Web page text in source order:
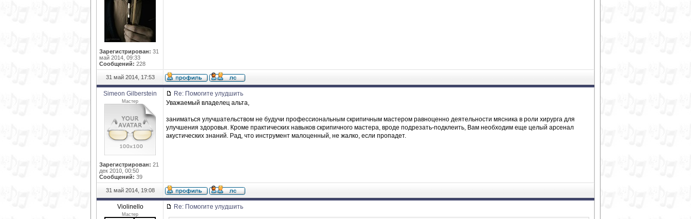
Зарегистрирован: 31
май 2014, 09:33
Сообщений: 228
31 май 2014, 17:53
Simeon Gilberstein
Мастер
Зарегистрирован: 21
дек 2010, 00:50
Сообщений: 39
Re: Помогите улудшить
Уважаемый владелец альта,
заниматься улучшательством не будучи профессиональным скрипичным мастером равноценно деятельности мясника в роли хирурга для
улучшения здоровья. Кроме практических навыков скрипичного мастера, вроде подрезать-подклеить, Вам необходим еще целый арсенал
акустических знаний. Рад, что инструмент малоценный, не жалко, если пропадет.
31 май 2014, 19:08
Violinello
Мастер
Re: Помогите улудшить